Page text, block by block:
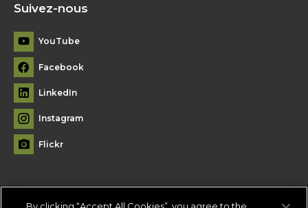
Suivez-nous
YouTube
Facebook
LinkedIn
Instagram
Flickr